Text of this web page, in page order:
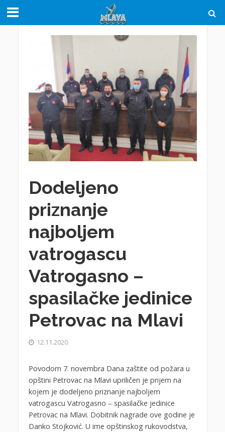
Dodeljeno
priznanje
najboljem
vatrogascu
Vatrogasno –
spasilačke jedinice
Petrovac na Mlavi
12.11.2020.
Povodom 7. novembra Dana zaštite od požara u
opštini Petrovac na Mlavi upriličen je prijem na
kojem je dodeljeno priznanje najboljem
vatrogascu Vatrogasno – spasilačke jedinice
Petrovac na Mlavi. Dobitnik nagrade ove godine je
Danko Stojković. U ime opštinskog rukovodstva,